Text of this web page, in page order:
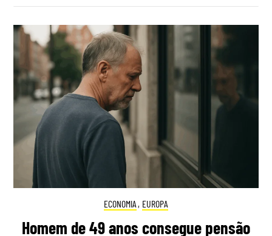
ECONOMIA , EUROPA
Homem de 49 anos consegue pensão